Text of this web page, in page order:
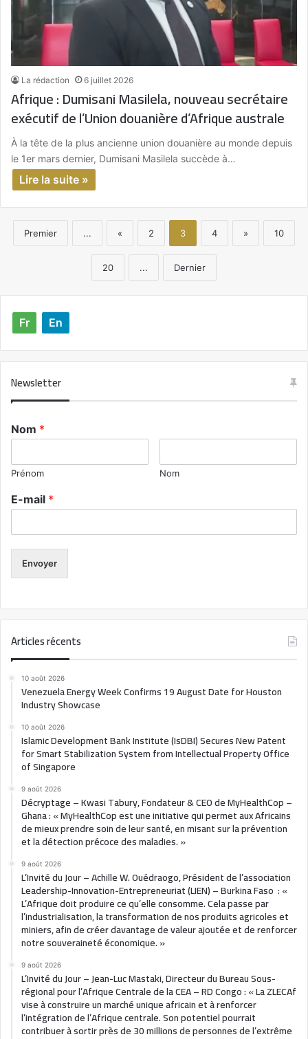
La rédaction 6 juillet 2026
Afrique : Dumisani Masilela, nouveau secrétaire
exécutif de l’Union douanière d’Afrique australe
À la tête de la plus ancienne union douanière au monde depuis
le 1er mars dernier, Dumisani Masilela succède à…
Lire la suite »
Premier ... « 2 3 4 » 10
20 ... Dernier
Fr En
Newsletter
Nom *
Prénom Nom
E-mail *
Envoyer
Articles récents
10 août 2026
Venezuela Energy Week Confirms 19 August Date for Houston
Industry Showcase
10 août 2026
Islamic Development Bank Institute (IsDBI) Secures New Patent
for Smart Stabilization System from Intellectual Property Office
of Singapore
9 août 2026
Décryptage – Kwasi Tabury, Fondateur & CEO de MyHealthCop –
Ghana : « MyHealthCop est une initiative qui permet aux Africains
de mieux prendre soin de leur santé, en misant sur la prévention
et la détection précoce des maladies. »
9 août 2026
L’Invité du Jour – Achille W. Ouédraogo, Président de l’association
Leadership-Innovation-Entrepreneuriat (LIEN) – Burkina Faso : «
L’Afrique doit produire ce qu’elle consomme. Cela passe par
l’industrialisation, la transformation de nos produits agricoles et
miniers, afin de créer davantage de valeur ajoutée et de renforcer
notre souveraineté économique. »
9 août 2026
L’Invité du Jour – Jean-Luc Mastaki, Directeur du Bureau Sous-
régional pour l’Afrique Centrale de la CEA – RD Congo : « La ZLECAf
vise à construire un marché unique africain et à renforcer
l’intégration de l’Afrique centrale. Son potentiel pourrait
contribuer à sortir près de 30 millions de personnes de l’extrême